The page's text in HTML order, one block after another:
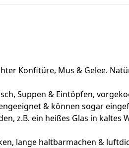
Konfitüre, Mus & Gelee.
Suppen & Eintöpfen,
& können sogar
z.B. ein heißes Glas in
lange haltbarmachen &